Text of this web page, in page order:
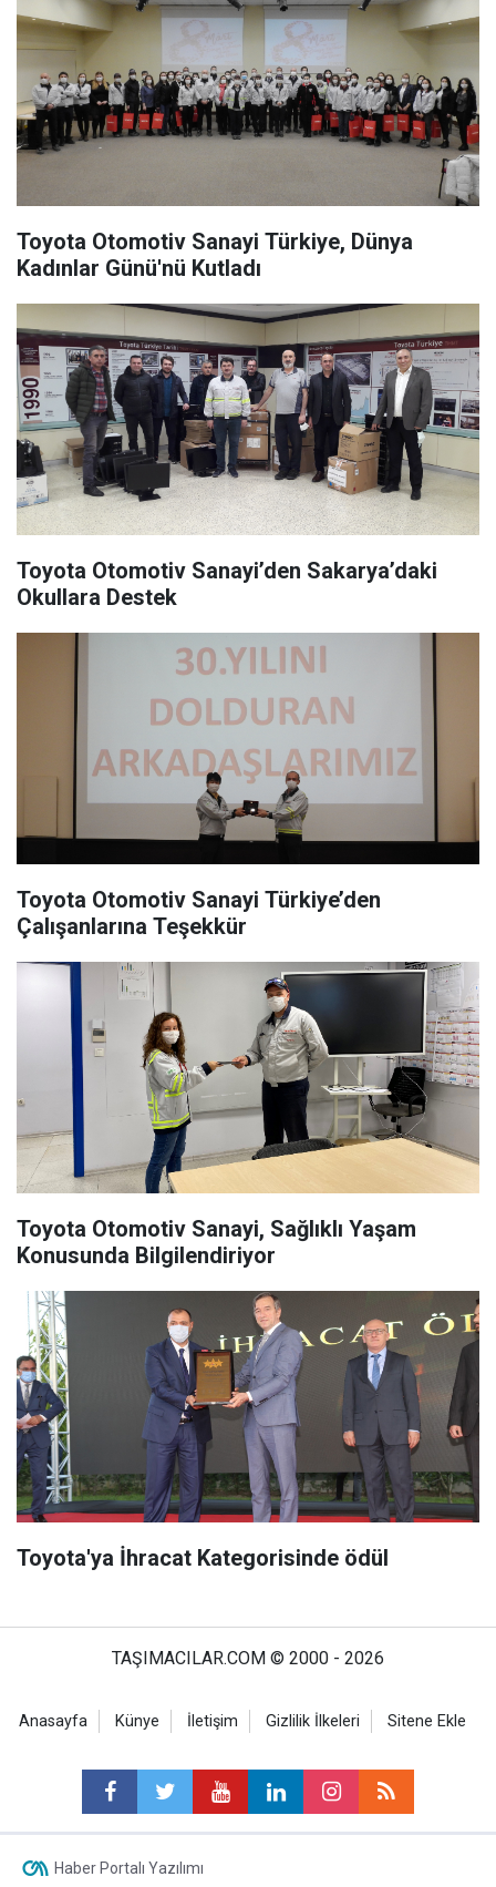
Toyota Otomotiv Sanayi Türkiye, Dünya
Kadınlar Günü'nü Kutladı
Toyota Otomotiv Sanayi’den Sakarya’daki
Okullara Destek
Toyota Otomotiv Sanayi Türkiye’den
Çalışanlarına Teşekkür
Toyota Otomotiv Sanayi, Sağlıklı Yaşam
Konusunda Bilgilendiriyor
Toyota'ya İhracat Kategorisinde ödül
TAŞIMACILAR.COM © 2000 - 2026
Anasayfa Künye İletişim Gizlilik İlkeleri Sitene Ekle
Haber Portalı Yazılımı